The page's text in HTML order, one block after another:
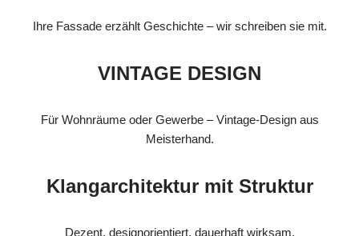
Ihre Fassade erzählt Geschichte – wir schreiben sie mit.
VINTAGE DESIGN
Für Wohnräume oder Gewerbe – Vintage-Design aus
Meisterhand.
Klangarchitektur mit Struktur
Dezent, designorientiert, dauerhaft wirksam.